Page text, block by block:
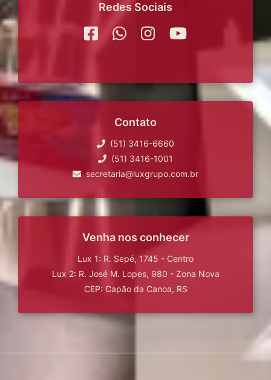
Redes Sociais
Contato
(51) 3416-6660
(51) 3416-1001
secretaria@luxgrupo.com.br
Venha nos conhecer
Lux 1: R. Sepé, 1745 - Centro
Lux 2: R. José M. Lopes, 980 - Zona Nova
CEP: Capão da Canoa, RS